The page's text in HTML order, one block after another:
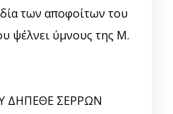
των αποφοίτων του
ψέλνει ύμνους της Μ.
ΔΗΠΕΘΕ ΣΕΡΡΩΝ